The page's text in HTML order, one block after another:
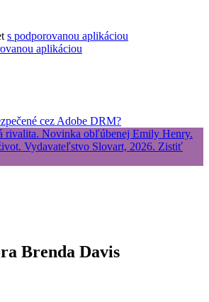
s podporovanou aplikáciou
aplikáciou
cez Adobe DRM?
Brenda Davis